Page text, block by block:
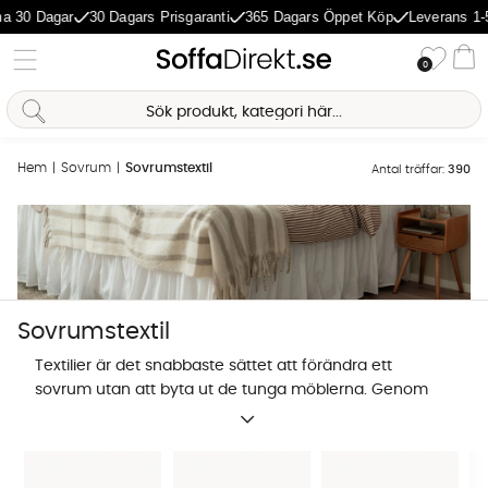
30 Dagars Prisgaranti 365 Dagars Öppet Köp Leverans 1-5 Dagar
0
Hem Sovrum Sovrumstextil Antal träffar: 390
Sovrumstextil
Textilier är det snabbaste sättet att förändra ett
sovrum utan att byta ut de tunga möblerna. Genom
att kombinera svalt linne med mjuk bomull skapar du